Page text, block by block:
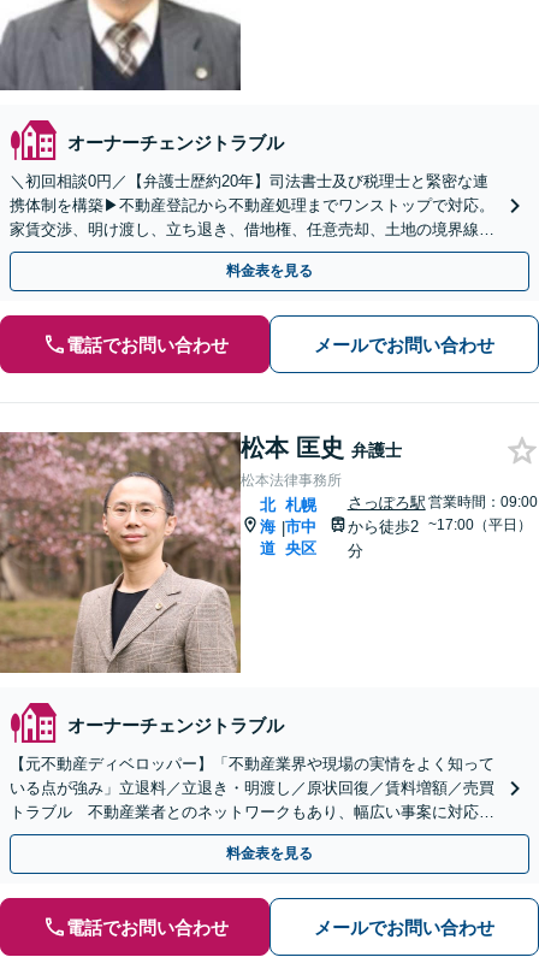
オーナーチェンジトラブル
＼初回相談0円／【弁護士歴約20年】司法書士及び税理士と緊密な連
携体制を構築▶︎不動産登記から不動産処理までワンストップで対応。
家賃交渉、明け渡し、立ち退き、借地権、任意売却、土地の境界線は
お任せください【メディア出演実績多数】
料金表を見る
電話でお問い合わせ メールでお問い合わせ
松本 匡史 弁護士
松本法律事務所
北
海
道
|
札幌
市中
央区
さっぽろ駅
から徒歩2
分
営業時間：09:00
~17:00（平日）
オーナーチェンジトラブル
【元不動産ディベロッパー】「不動産業界や現場の実情をよく知って
いる点が強み」立退料／立退き・明渡し／原状回復／賃料増額／売買
トラブル 不動産業者とのネットワークもあり、幅広い事案に対応！
宅建資格保有【オンライン相談可】【休日夜間面談可】
料金表を見る
電話でお問い合わせ メールでお問い合わせ